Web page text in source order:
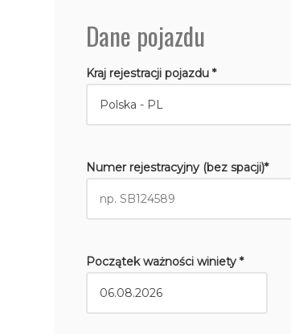
Dane pojazdu
Kraj rejestracji pojazdu *
Numer rejestracyjny (bez spacji)*
Początek ważności winiety *